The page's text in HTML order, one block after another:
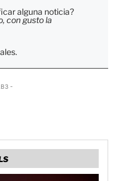
alguna noticia?
con gusto la
-